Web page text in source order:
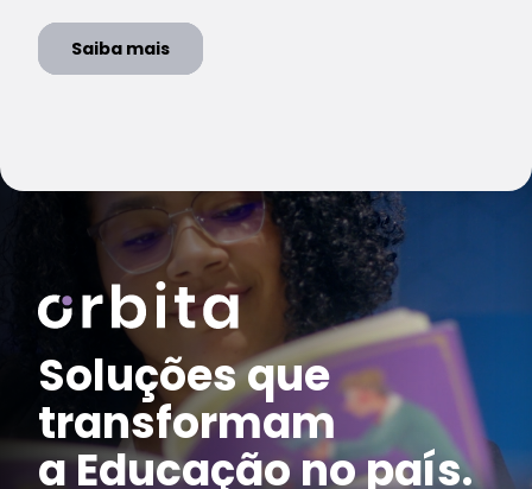
Saiba mais
Saiba mais
Saiba mais
Soluções que
transformam
a Educação no país.